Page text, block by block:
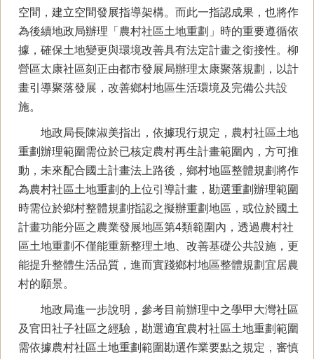
空間，建立空間發展指導架構。而此一指認成果，也將作
為後續地政局辦理「農村社區土地重劃」時的重要遵循依
據，確保土地變更與環境改善具有法定計畫之銜接性。柳
營區太康社區刻正由都市發展局辦理太康聚落規劃，以計
畫引導聚落發展，改善鄉村地區生活環境及完備公共設
施。
地政局長陳淑美指出，依據現行規定，農村社區土地
重劃辦理範圍需位於已核定農村再生計畫範圍內，方可推
動，未來配合國土計畫法上路後，鄉村地區整體規劃將作
為農村社區土地重劃的上位引導計畫，勘選重劃辦理範圍
時需位於鄉村整體規劃指認之擬辦重劃地區，或位於國土
計畫功能分區之農業發展地區第4類範圍內，透過農村社
區土地重劃不僅能重新整理土地、改善基礎公共設施，更
能提升整體生活品質，進而實踐鄉村地區整體規劃宜居農
村的願景。
地政局進一步說明，參考目前辦理中之學甲大灣社區
及官田社子社區之經驗，勘選適宜農村社區土地重劃範圍
需依據農村社區土地重劃範圍勘選作業要點之規定，審慎